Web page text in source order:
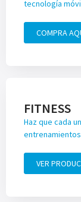
tecnología
COMPRA
FITNESS
Haz que cada
VER